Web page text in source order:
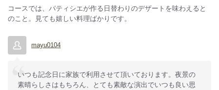
コースでは、パティシエが作る日替わりのデザートを味わえると
のこと。見ても嬉しい料理ばかりです。
mayu0104
いつも記念日に家族で利用させて頂いております。夜景の
素晴らしさはもちろん、とても素敵な演出でいつも良い思